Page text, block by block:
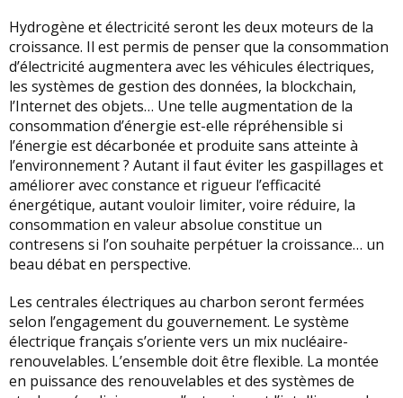
Hydrogène et électricité seront les deux moteurs de la
croissance. Il est permis de penser que la consommation
d’électricité augmentera avec les véhicules électriques,
les systèmes de gestion des données, la blockchain,
l’Internet des objets… Une telle augmentation de la
consommation d’énergie est-elle répréhensible si
l’énergie est décarbonée et produite sans atteinte à
l’environnement ? Autant il faut éviter les gaspillages et
améliorer avec constance et rigueur l’efficacité
énergétique, autant vouloir limiter, voire réduire, la
consommation en valeur absolue constitue un
contresens si l’on souhaite perpétuer la croissance… un
beau débat en perspective.
Les centrales électriques au charbon seront fermées
selon l’engagement du gouvernement. Le système
électrique français s’oriente vers un mix nucléaire-
renouvelables. L’ensemble doit être flexible. La montée
en puissance des renouvelables et des systèmes de